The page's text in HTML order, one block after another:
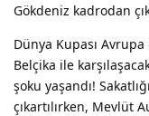
Gökdeniz kadrodan
Dünya Kupası
Belçika ile
şoku yaşandı!
çıkartılırken, Mevlüt